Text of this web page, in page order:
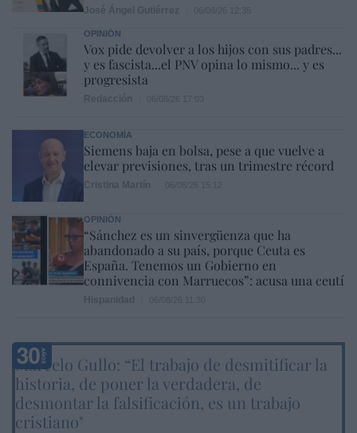
OPINIÓN
Vox pide devolver a los hijos con sus padres...
y es fascista...el PNV opina lo mismo... y es
progresista
ECONOMÍA
Siemens baja en bolsa, pese a que vuelve a
elevar previsiones, tras un trimestre récord
OPINIÓN
“Sánchez es un sinvergüenza que ha
abandonado a su país, porque Ceuta es
España. Tenemos un Gobierno en
connivencia con Marruecos”: acusa una ceutí
Marcelo Gullo: “El trabajo de desmitificar la
historia, de poner la verdadera, de
desmontar la falsificación, es un trabajo
cristiano"